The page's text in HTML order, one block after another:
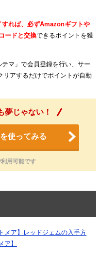
れば、必ずAmazonギフトや
ードと交換できるポイントを獲
マ」で会員登録を行い、サー
リアするだけでポイントが自動
夢じゃない！
使ってみる
用可能です
メア】レッドジェムの入手方
ア】